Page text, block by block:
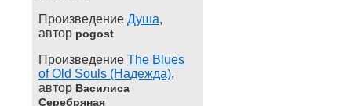
Произведение Душа,
автор pogost
Произведение The Blues
of Old Souls (Надежда),
автор Василиса
Серебряная